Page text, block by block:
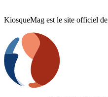
KiosqueMag est le site officiel de